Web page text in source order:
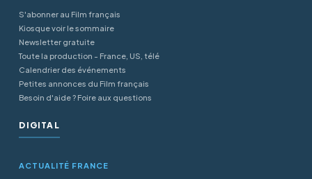
S'abonner au Film français
Kiosque voir le sommaire
Newsletter gratuite
Toute la production - France, US, télé
Calendrier des événements
Petites annonces du Film français
Besoin d'aide ? Foire aux questions
DIGITAL
ACTUALITÉ FRANCE